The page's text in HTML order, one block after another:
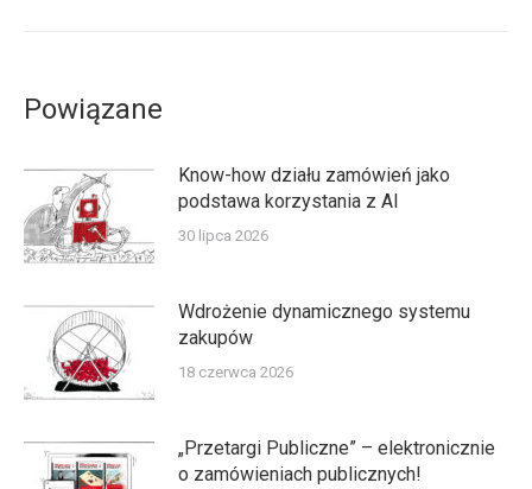
Powiązane
Know-how działu zamówień jako
podstawa korzystania z AI
30 lipca 2026
Wdrożenie dynamicznego systemu
zakupów
18 czerwca 2026
„Przetargi Publiczne” – elektronicznie
o zamówieniach publicznych!